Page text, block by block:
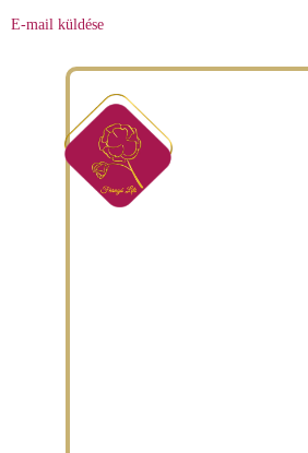
E-mail küldése